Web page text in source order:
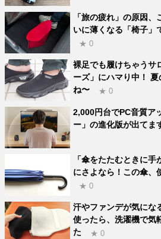
「旅の疲れ」の原因
いに薄くなる「椅子」
★ 0
裸足でも履けちゃうサ
ーズ」にハマり中！
ね〜
★ 0
2,000円台でPC音質ア
ー」の進化版が出てま
「傘をたたむときに
にさよなら！この傘、
★ 0
汗やファンデが気にな
使ったら、洗濯機で気
た
★ 0